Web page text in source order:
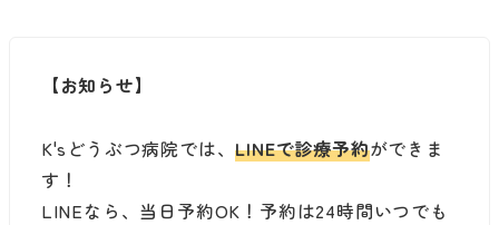
【お知らせ】
K'sどうぶつ病院では、LINEで診療予約ができま
す！
LINEなら、当日予約OK！予約は24時間いつでも